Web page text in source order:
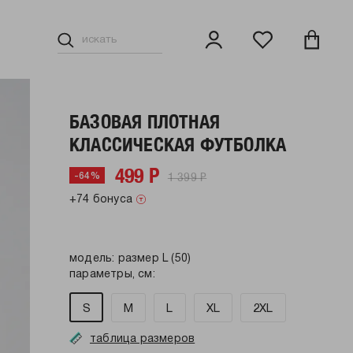
БАЗОВАЯ ПЛОТНАЯ
КЛАССИЧЕСКАЯ ФУТБОЛКА
-64% 499 Р 1 399 Р
+74 бонуса
модель: размер L (50)
параметры, см:
S M L XL 2XL
таблица размеров